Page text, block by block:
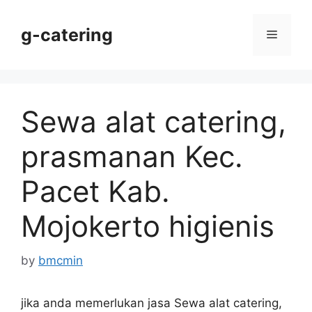
contentg-catering Menu
Sewa alat catering,
prasmanan Kec.
Pacet Kab.
Mojokerto higienis
by bmcmin
jika anda memerlukan jasa Sewa alat catering,